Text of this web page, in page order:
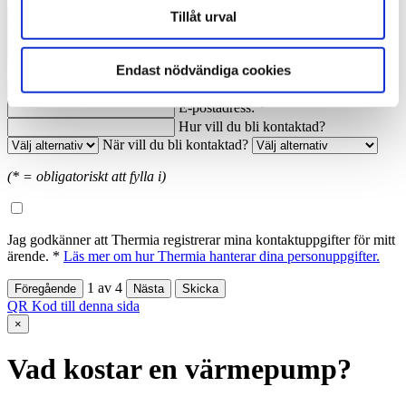
Tillåt urval
Endast nödvändiga cookies
Nuvarande årsförbrukning av energi:
Ort: *
Telefon dagtid: *
E-postadress: *
Hur vill du bli kontaktad?
När vill du bli kontaktad?
(* = obligatoriskt att fylla i)
Jag godkänner att Thermia registrerar mina kontaktuppgifter för mitt
ärende. * Läs mer om hur Thermia hanterar dina personuppgifter.
1 av 4
QR Kod till denna sida
×
Vad kostar en värmepump?